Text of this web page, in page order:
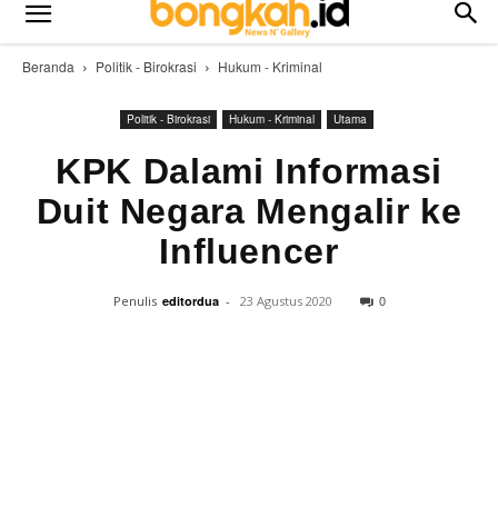
Beranda Politik - Birokrasi Hukum - Kriminal
Politik - Birokrasi Hukum - Kriminal Utama
KPK Dalami Informasi
Duit Negara Mengalir ke
Influencer
Penulis editordua - 23 Agustus 2020 0